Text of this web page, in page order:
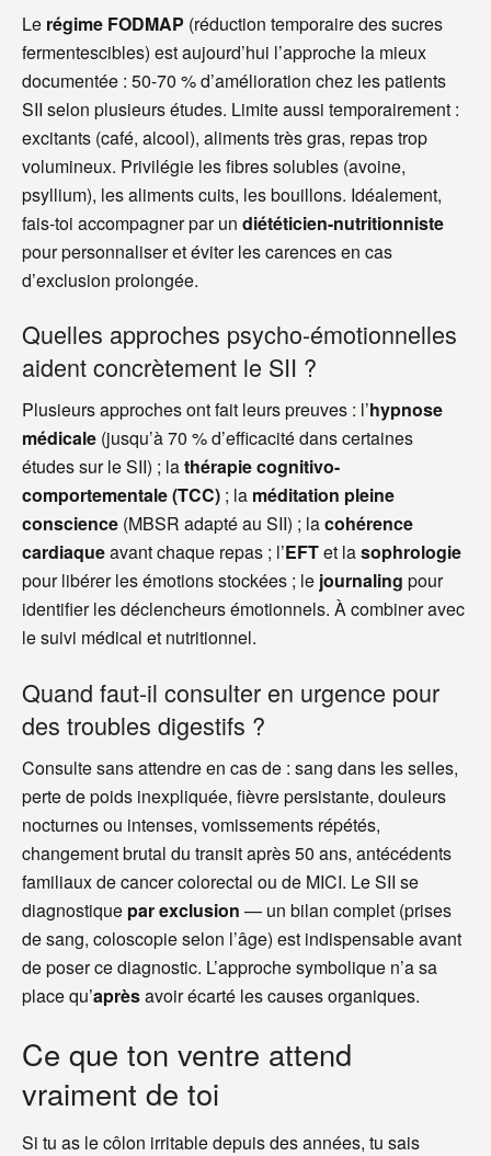
Le régime FODMAP (réduction temporaire des sucres
fermentescibles) est aujourd’hui l’approche la mieux
documentée : 50-70 % d’amélioration chez les patients
SII selon plusieurs études. Limite aussi temporairement :
excitants (café, alcool), aliments très gras, repas trop
volumineux. Privilégie les fibres solubles (avoine,
psyllium), les aliments cuits, les bouillons. Idéalement,
fais-toi accompagner par un diététicien-nutritionniste
pour personnaliser et éviter les carences en cas
d’exclusion prolongée.
Quelles approches psycho-émotionnelles
aident concrètement le SII ?
Plusieurs approches ont fait leurs preuves : l’hypnose
médicale (jusqu’à 70 % d’efficacité dans certaines
études sur le SII) ; lathérapie cognitivo-
comportementale (TCC) ; la méditation pleine
conscience (MBSR adapté au SII) ; lacohérence
cardiaqueavant chaque repas ; l’EFTet lasophrologie
pour libérer les émotions stockées ; le journaling pour
identifier les déclencheurs émotionnels. À combiner avec
le suivi médical et nutritionnel.
Quand faut-il consulter en urgence pour
des troubles digestifs ?
Consulte sans attendre en cas de : sang dans les selles,
perte de poids inexpliquée, fièvre persistante, douleurs
nocturnes ou intenses, vomissements répétés,
changement brutal du transit après 50 ans, antécédents
familiaux de cancer colorectal ou de MICI. Le SII se
diagnostique par exclusion — un bilan complet (prises
de sang, coloscopie selon l’âge) est indispensable avant
de poser ce diagnostic. L’approche symbolique n’a sa
place qu’aprèsavoir écarté les causes organiques.
Ce que ton ventre attend
vraiment de toi
Si tu as le côlon irritable depuis des années, tu sais